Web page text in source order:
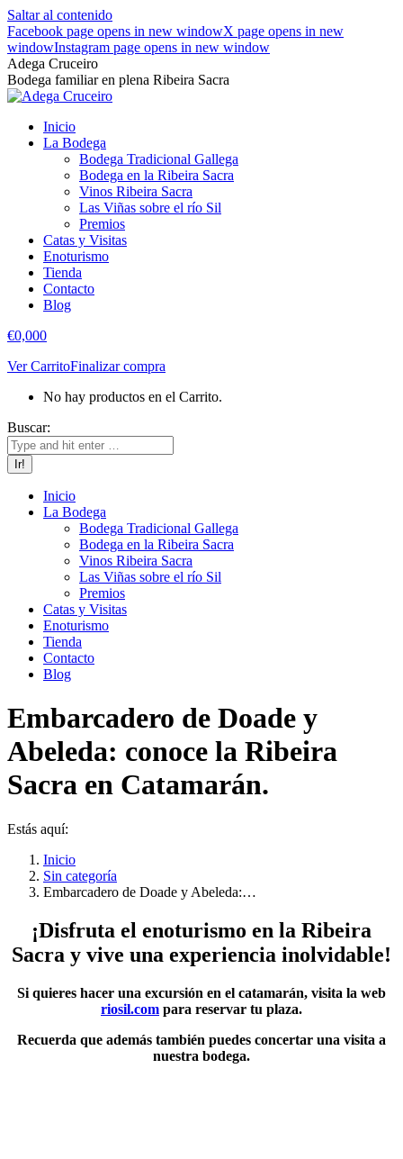
Saltar al contenido
Facebook page opens in new windowX page opens in new
windowInstagram page opens in new window
Adega Cruceiro
Bodega familiar en plena Ribeira Sacra
Inicio
La Bodega
Bodega Tradicional Gallega
Bodega en la Ribeira Sacra
Vinos Ribeira Sacra
Las Viñas sobre el río Sil
Premios
Catas y Visitas
Enoturismo
Tienda
Contacto
Blog
€0,000
Ver CarritoFinalizar compra
No hay productos en el Carrito.
Buscar:
Inicio
La Bodega
Bodega Tradicional Gallega
Bodega en la Ribeira Sacra
Vinos Ribeira Sacra
Las Viñas sobre el río Sil
Premios
Catas y Visitas
Enoturismo
Tienda
Contacto
Blog
Embarcadero de Doade y
Abeleda: conoce la Ribeira
Sacra en Catamarán.
Estás aquí:
Inicio
Sin categoría
Embarcadero de Doade y Abeleda:…
¡Disfruta el enoturismo en la Ribeira
Sacra y vive una experiencia inolvidable!
Si quieres hacer una excursión en el catamarán, visita la web
riosil.com para reservar tu plaza.
Recuerda que además también puedes concertar una visita a
nuestra bodega.